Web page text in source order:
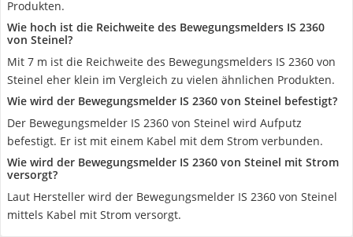
Produkten.
Wie hoch ist die Reichweite des Bewegungsmelders IS 2360
von Steinel?
Mit 7 m ist die Reichweite des Bewegungsmelders IS 2360 von
Steinel eher klein im Vergleich zu vielen ähnlichen Produkten.
Wie wird der Bewegungsmelder IS 2360 von Steinel befestigt?
Der Bewegungsmelder IS 2360 von Steinel wird Aufputz
befestigt. Er ist mit einem Kabel mit dem Strom verbunden.
Wie wird der Bewegungsmelder IS 2360 von Steinel mit Strom
versorgt?
Laut Hersteller wird der Bewegungsmelder IS 2360 von Steinel
mittels Kabel mit Strom versorgt.